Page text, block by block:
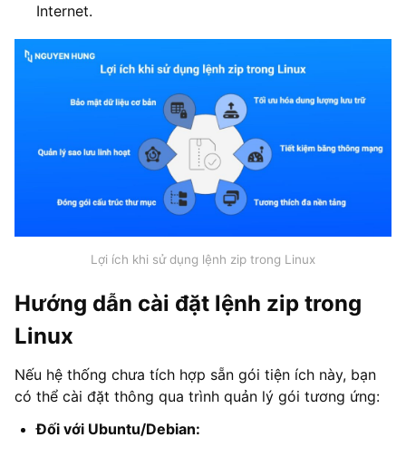
Internet.
Lợi ích khi sử dụng lệnh zip trong Linux
Hướng dẫn cài đặt lệnh zip trong
Linux
Nếu hệ thống chưa tích hợp sẵn gói tiện ích này, bạn
có thể cài đặt thông qua trình quản lý gói tương ứng:
Đối với Ubuntu/Debian: